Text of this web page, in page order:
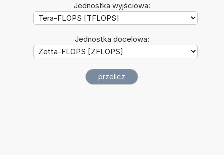
Jednostka wyjściowa:
Jednostka docelowa: